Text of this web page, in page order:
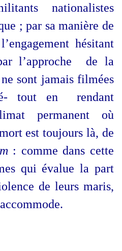
nationalistes
; par sa manière de
hésitant
l’approche de la
sont jamais filmées
tout en rendant
permanent où
est toujours là, de
: comme dans cette
qui évalue la part
de leurs maris,